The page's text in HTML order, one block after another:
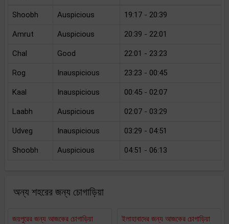
Shoobh Auspicious 19:17 - 20:39
Amrut Auspicious 20:39 - 22:01
Chal Good 22:01 - 23:23
Rog Inauspicious 23:23 - 00:45
Kaal Inauspicious 00:45 - 02:07
Laabh Auspicious 02:07 - 03:29
Udveg Inauspicious 03:29 - 04:51
Shoobh Auspicious 04:51 - 06:13
অন্য শহরের জন্য চোগাড়িয়া
জয়পুরের জন্য আজকের চোগাড়িয়া ইলাহাবাদের জন্য আজকের চোগাড়িয়া